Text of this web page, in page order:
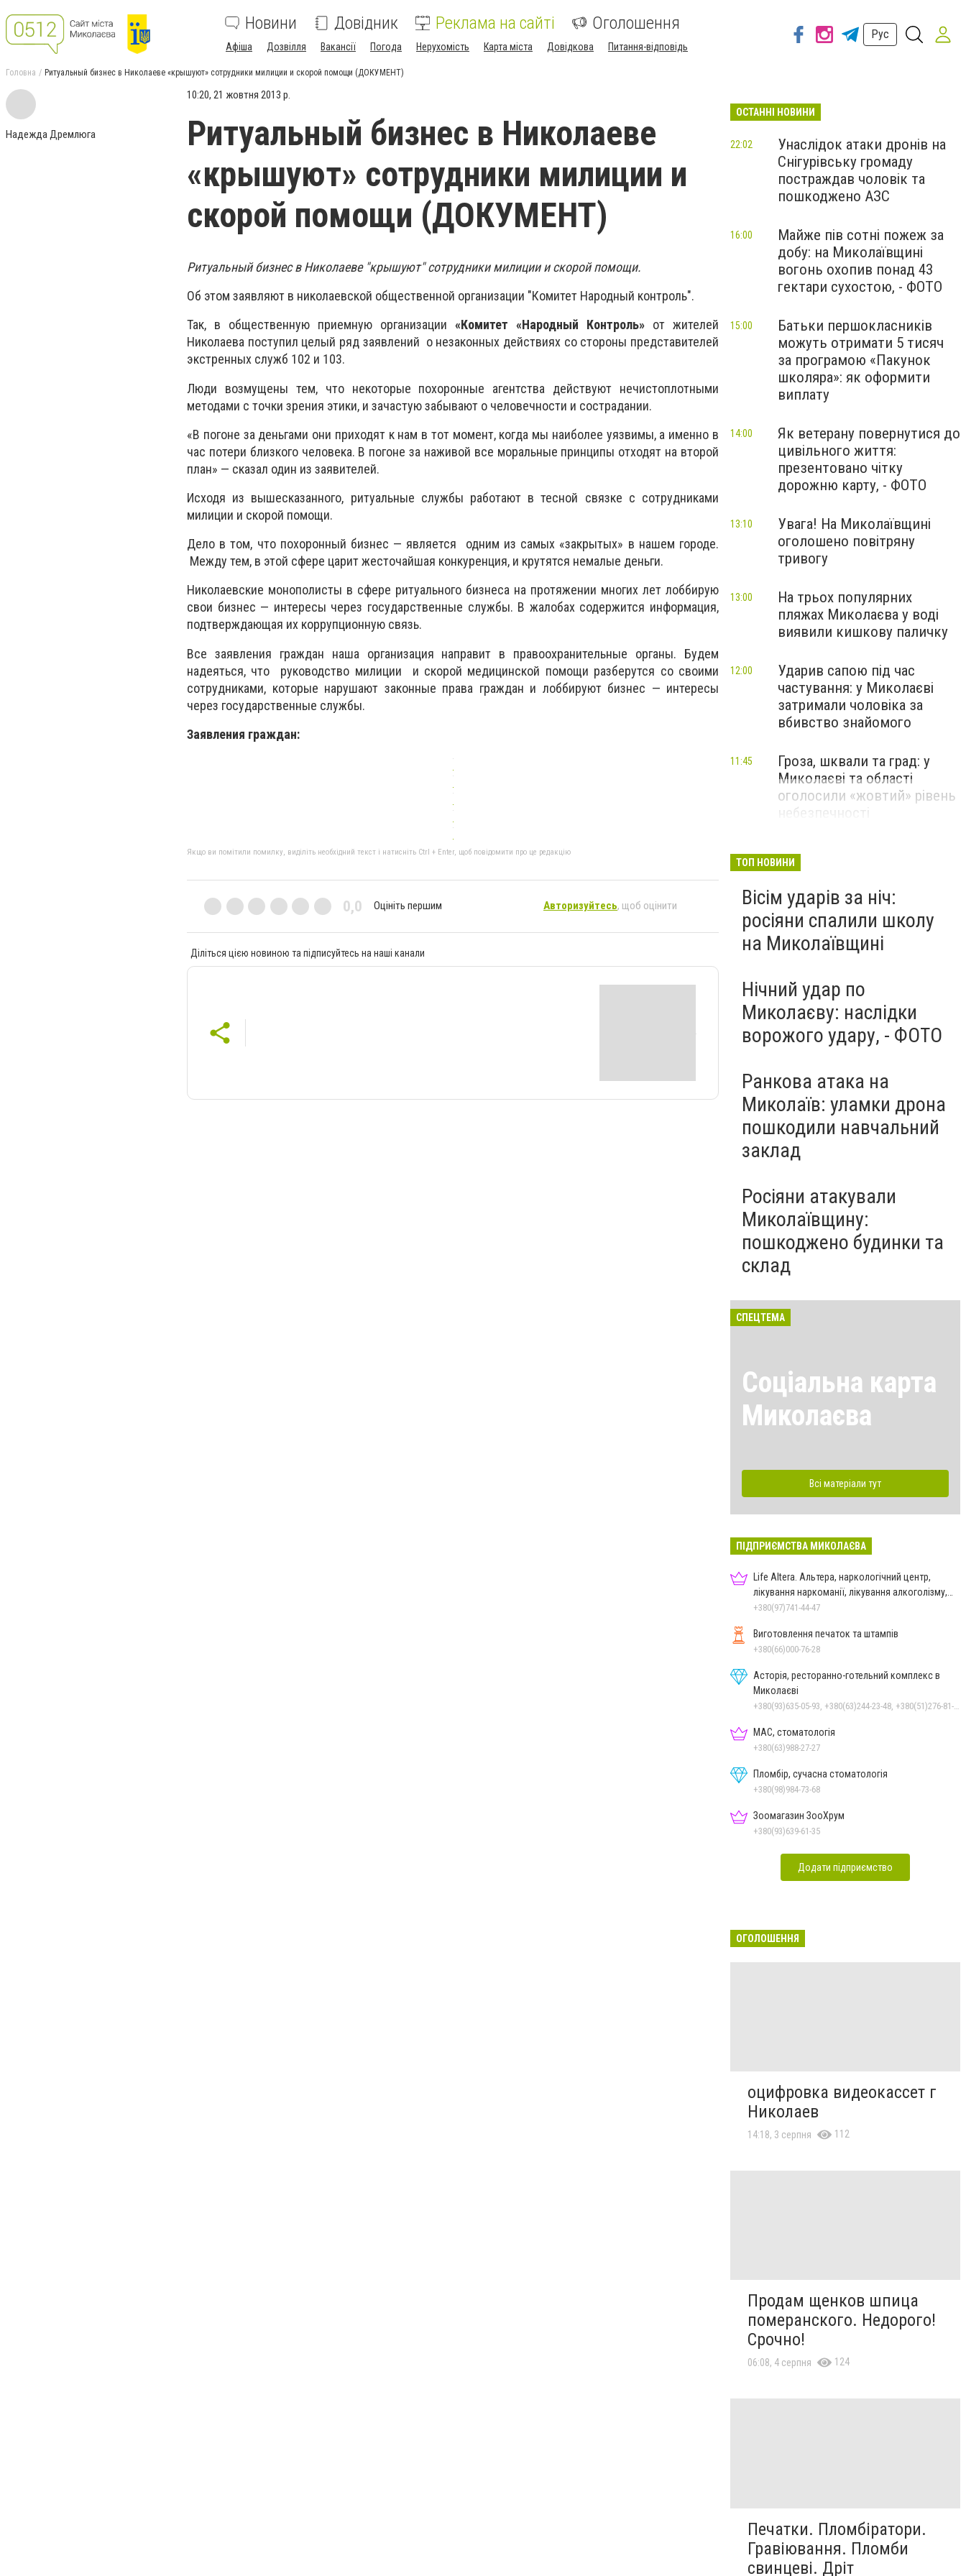
Новини Довідник Реклама на сайті Оголошення
Афіша Дозвілля Вакансії Погода Нерухомість Карта міста Довідкова Питання-відповідь
Рус
Головна Ритуальный бизнес в Николаеве «крышуют» сотрудники милиции и скорой помощи (ДОКУМЕНТ)
Надежда Дремлюга
10:20, 21 жовтня 2013 р.
Ритуальный бизнес в Николаеве
«крышуют» сотрудники милиции и
скорой помощи (ДОКУМЕНТ)
Ритуальный бизнес в Николаеве "крышуют" сотрудники милиции и скорой помощи.
Об этом заявляют в николаевской общественной организации "Комитет Народный контроль".
Так, в общественную приемную организации «Комитет «Народный Контроль» от жителей
Николаева поступил целый ряд заявлений о незаконных действиях со стороны представителей
экстренных служб 102 и 103.
Люди возмущены тем, что некоторые похоронные агентства действуют нечистоплотными
методами с точки зрения этики, и зачастую забывают о человечности и сострадании.
«В погоне за деньгами они приходят к нам в тот момент, когда мы наиболее уязвимы, а именно в
час потери близкого человека. В погоне за наживой все моральные принципы отходят на второй
план» — сказал один из заявителей.
Исходя из вышесказанного, ритуальные службы работают в тесной связке с сотрудниками
милиции и скорой помощи.
Дело в том, что похоронный бизнес — является одним из самых «закрытых» в нашем городе.
Между тем, в этой сфере царит жесточайшая конкуренция, и крутятся немалые деньги.
Николаевские монополисты в сфере ритуального бизнеса на протяжении многих лет лоббирую
свои бизнес — интересы через государственные службы. В жалобах содержится информация,
подтверждающая их коррупционную связь.
Все заявления граждан наша организация направит в правоохранительные органы. Будем
надеяться, что руководство милиции и скорой медицинской помощи разберутся со своими
сотрудниками, которые нарушают законные права граждан и лоббируют бизнес — интересы
через государственные службы.
Заявления граждан:
Якщо ви помітили помилку, виділіть необхідний текст і натисніть Ctrl + Enter, щоб повідомити про це редакцію
0,0 Оцініть першим Авторизуйтесь, щоб оцінити
Діліться цією новиною та підписуйтесь на наші канали
ОСТАННІ НОВИНИ
Унаслідок атаки дронів на
Снігурівську громаду
постраждав чоловік та
пошкоджено АЗС
22:02
Майже пів сотні пожеж за
добу: на Миколаївщині
вогонь охопив понад 43
гектари сухостою, - ФОТО
16:00
Батьки першокласників
можуть отримати 5 тисяч
за програмою «Пакунок
школяра»: як оформити
виплату
15:00
Як ветерану повернутися до
цивільного життя:
презентовано чітку
дорожню карту, - ФОТО
14:00
Увага! На Миколаївщині
оголошено повітряну
тривогу
13:10
На трьох популярних
пляжах Миколаєва у воді
виявили кишкову паличку
13:00
Ударив сапою під час
частування: у Миколаєві
затримали чоловіка за
вбивство знайомого
12:00
Гроза, шквали та град: у
Миколаєві та області
оголосили «жовтий» рівень
небезпечності
11:45
ТОП НОВИНИ
Вісім ударів за ніч:
росіяни спалили школу
на Миколаївщині
Нічний удар по
Миколаєву: наслідки
ворожого удару, - ФОТО
Ранкова атака на
Миколаїв: уламки дрона
пошкодили навчальний
заклад
Росіяни атакували
Миколаївщину:
пошкоджено будинки та
склад
СПЕЦТЕМА
Соціальна карта
Миколаєва
Всі матеріали тут
ПІДПРИЄМСТВА МИКОЛАЄВА
Life Altera. Альтера, наркологічний центр,
лікування наркоманії, лікування алкоголізму,
зняття ломки
+380(97)741-44-47
Виготовлення печаток та штампів
+380(66)000-76-28
Асторія, ресторанно-готельний комплекс в
Миколаєві
МАС, стоматологія
+380(63)988-27-27
Пломбір, сучасна стоматологія
+380(98)984-73-68
Зоомагазин ЗооХрум
+380(93)639-61-35
Додати підприємство
ОГОЛОШЕННЯ
оцифровка видеокассет г
Николаев
14:18, 3 серпня 112
Продам щенков шпица
померанского. Недорого!
Срочно!
06:08, 4 серпня 124
Печатки. Пломбіратори.
Гравіювання. Пломби
свинцеві. Дріт